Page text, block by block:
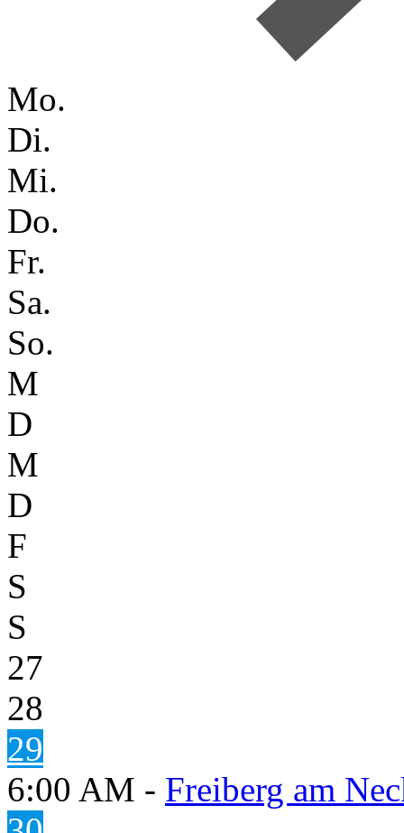
Mo.
Di.
Mi.
Do.
Fr.
Sa.
So.
M
D
M
D
F
S
S
27
28
29
6:00 AM - Freiberg am